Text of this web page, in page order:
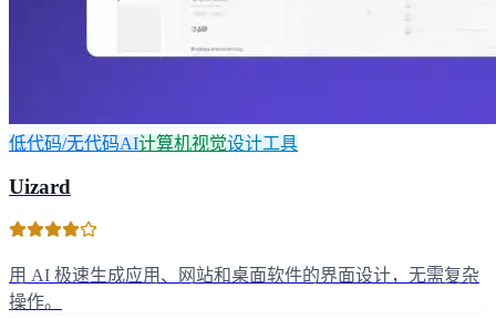
低代码/无代码AI计算机视觉设计工具
Uizard
用 AI 极速生成应用、网站和桌面软件的界面设计，无需复杂
操作。